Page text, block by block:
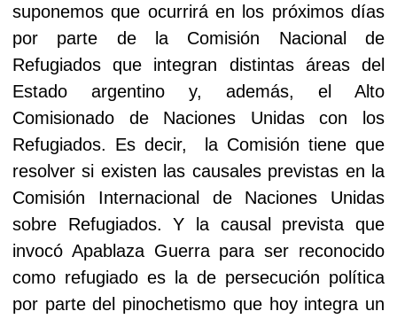
suponemos que ocurrirá en los próximos días
por parte de la Comisión Nacional de
Refugiados que integran distintas áreas del
Estado argentino y, además, el Alto
Comisionado de Naciones Unidas con los
Refugiados. Es decir,
la Comisión tiene que
resolver si existen las causales previstas en la
Comisión Internacional de Naciones Unidas
sobre Refugiados. Y la causal prevista que
invocó Apablaza Guerra para ser reconocido
como refugiado es la de persecución política
por parte del pinochetismo que hoy integra un